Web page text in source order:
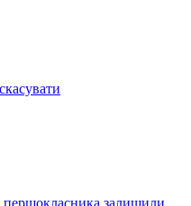
першокласника залишили